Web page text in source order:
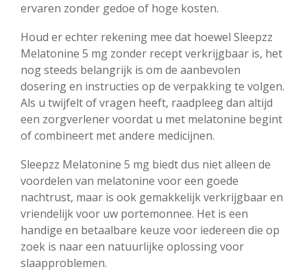
ervaren zonder gedoe of hoge kosten.
Houd er echter rekening mee dat hoewel Sleepzz
Melatonine 5 mg zonder recept verkrijgbaar is, het
nog steeds belangrijk is om de aanbevolen
dosering en instructies op de verpakking te volgen.
Als u twijfelt of vragen heeft, raadpleeg dan altijd
een zorgverlener voordat u met melatonine begint
of combineert met andere medicijnen.
Sleepzz Melatonine 5 mg biedt dus niet alleen de
voordelen van melatonine voor een goede
nachtrust, maar is ook gemakkelijk verkrijgbaar en
vriendelijk voor uw portemonnee. Het is een
handige en betaalbare keuze voor iedereen die op
zoek is naar een natuurlijke oplossing voor
slaapproblemen.